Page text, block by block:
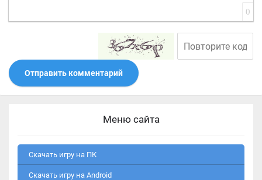
0
Отправить комментарий
Меню сайта
Скачать игру на ПК
Скачать игру на Android